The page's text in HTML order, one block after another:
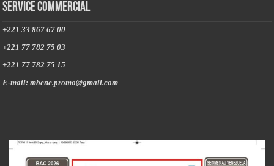
Service commercial
+221 33 867 67 00
+221 77 782 75 03
+221 77 782 75 15
E-mail: mbene.promo@gmail.com